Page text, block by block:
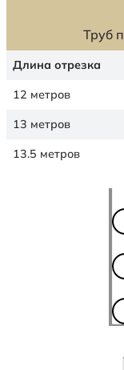
Труб
Длина отрезка
12 метров
13 метров
13.5 метров